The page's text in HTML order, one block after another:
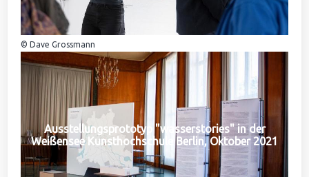
© Dave Grossmann
Ausstellungsprototyp "wasserstories" in der
Weißensee Kunsthochschule Berlin, Oktober 2021